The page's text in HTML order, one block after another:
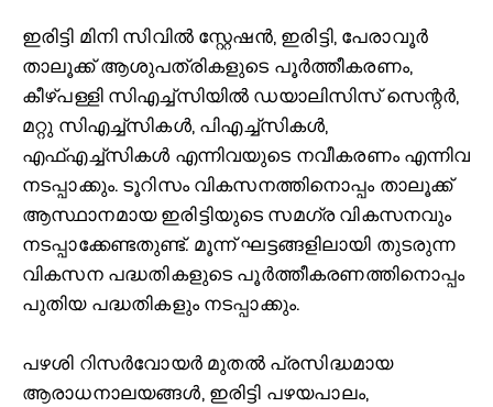
ഇരിട്ടി മിനി സിവില്‍ സ്റ്റേഷൻ, ഇരിട്ടി, പേരാവൂർ
താലൂക്ക് ആശുപത്രികളുടെ പൂർത്തീകരണം,
കീഴ്പള്ളി സിഎച്ച്‌സിയില്‍ ഡയാലിസിസ് സെന്റർ,
മറ്റു സിഎച്ച്‌സികള്‍, പിഎച്ച്‌സികള്‍,
എഫ്‌എച്ച്‌സികള്‍ എന്നിവയുടെ നവീകരണം എന്നിവ
നടപ്പാക്കും. ടൂറിസം വികസനത്തിനൊപ്പം താലൂക്ക്
ആസ്ഥാനമായ ഇരിട്ടിയുടെ സമഗ്ര വികസനവും
നടപ്പാക്കേണ്ടതുണ്ട്. മൂന്ന് ഘട്ടങ്ങളിലായി തുടരുന്ന
വികസന പദ്ധതികളുടെ പൂർത്തീകരണത്തിനൊപ്പം
പുതിയ പദ്ധതികളും നടപ്പാക്കും.
പഴശി റിസർവോയർ മുതല്‍ പ്രസിദ്ധമായ
ആരാധനാലയങ്ങള്‍, ഇരിട്ടി പഴയപാലം,